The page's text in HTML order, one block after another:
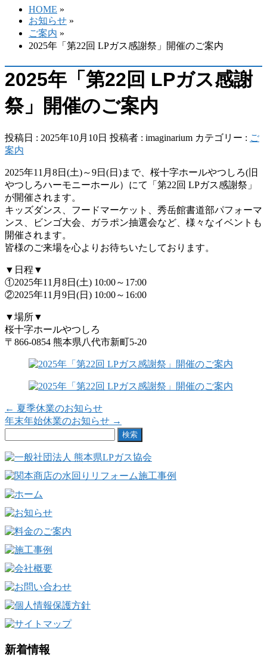
HOME »
お知らせ »
ご案内 »
2025年「第22回 LPガス感謝祭」開催のご案内
2025年「第22回 LPガス感謝
祭」開催のご案内
投稿日 : 2025年10月10日 投稿者 : imaginarium カテゴリー : ご
案内
2025年11月8日(土)～9日(日)まで、桜十字ホールやつしろ(旧
やつしろハーモニーホール）にて「第22回 LPガス感謝祭」
が開催されます。
キッズダンス、フードマーケット、秀岳館書道部パフォーマ
ンス、ビンゴ大会、ガラポン抽選会など、様々なイベントも
開催されます。
皆様のご来場を心よりお待ちいたしております。
▼日程▼
①2025年11月8日(土) 10:00～17:00
②2025年11月9日(日) 10:00～16:00
▼場所▼
桜十字ホールやつしろ
〒866-0854 熊本県八代市新町5-20
← 夏季休業のお知らせ
年末年始休業のお知らせ →
新着情報